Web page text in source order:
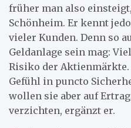
früher man also
Schönheim. Er kennt
vieler Kunden. Denn so
Geldanlage sein mag:
Risiko der Aktienmärkte.
Gefühl in puncto
wollen sie aber auf
verzichten, ergänzt er.